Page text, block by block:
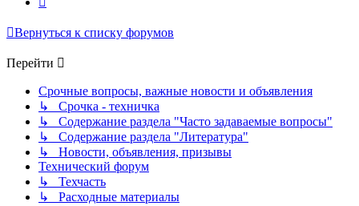
Вернуться к списку форумов
Перейти
Срочные вопросы, важные новости и объявления
↳ Срочка - техничка
↳ Содержание раздела "Часто задаваемые вопросы"
↳ Содержание раздела "Литература"
↳ Новости, объявления, призывы
Технический форум
↳ Техчасть
↳ Расходные материалы